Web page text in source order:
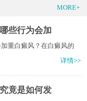
MORE+
些行为会加
重白癜风？在白癜风的
详情>>
竟是如何发